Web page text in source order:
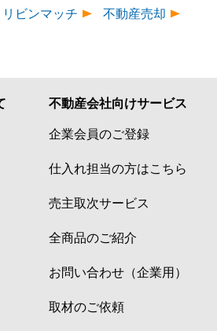
ビンマッチ
不動産売却
不動産会社向けサービス
企業会員のご登録
仕入れ担当の方はこちら
売主取次サービス
全商品のご紹介
お問い合わせ（企業用）
取材のご依頼